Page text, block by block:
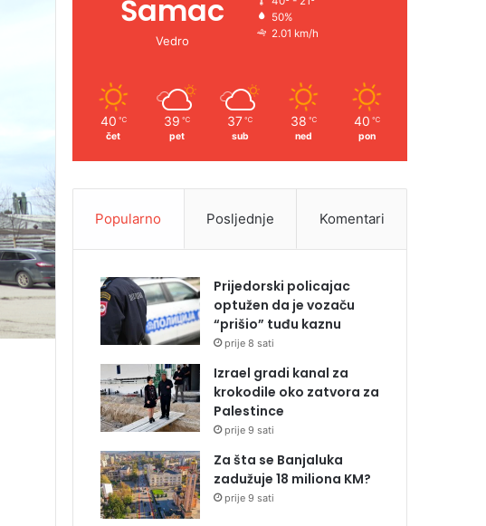
Šamac
Vedro
50%
2.01 km/h
40 ℃
čet
39 ℃
pet
37 ℃
sub
38 ℃
ned
40 ℃
pon
Popularno Posljednje Komentari
Prijedorski policajac
optužen da je vozaču
“prišio” tuđu kaznu
prije 8 sati
Izrael gradi kanal za
krokodile oko zatvora za
Palestince
prije 9 sati
Za šta se Banjaluka
zadužuje 18 miliona KM?
prije 9 sati